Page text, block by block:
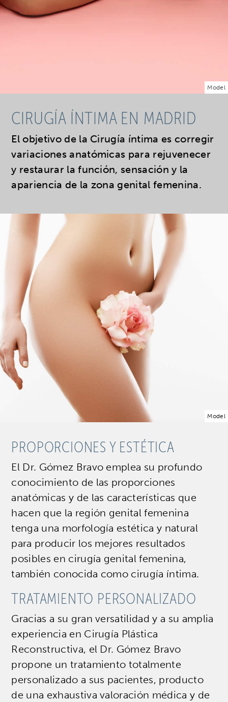
Model
CIRUGÍA ÍNTIMA EN MADRID
El objetivo de la Cirugía íntima es corregir
variaciones anatómicas para rejuvenecer
y restaurar la función, sensación y la
apariencia de la zona genital femenina.
Model
PROPORCIONES Y ESTÉTICA
El Dr. Gómez Bravo emplea su profundo
conocimiento de las proporciones
anatómicas y de las características que
hacen que la región genital femenina
tenga una morfología estética y natural
para producir los mejores resultados
posibles en cirugía genital femenina,
también conocida como cirugía íntima.
TRATAMIENTO PERSONALIZADO
Gracias a su gran versatilidad y a su amplia
experiencia en Cirugía Plástica
Reconstructiva, el Dr. Gómez Bravo
propone un tratamiento totalmente
personalizado a sus pacientes, producto
de una exhaustiva valoración médica y de